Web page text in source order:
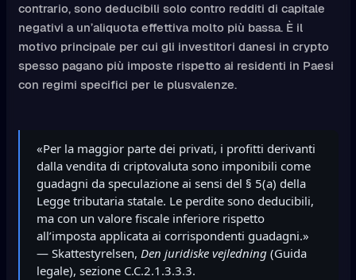
contrario, sono deducibili solo contro redditi di capitale
negativi a un’aliquota effettiva molto più bassa. È il
motivo principale per cui gli investitori danesi in crypto
spesso pagano più imposte rispetto ai residenti in Paesi
con regimi specifici per le plusvalenze.
«Per la maggior parte dei privati, i profitti derivanti
dalla vendita di criptovaluta sono imponibili come
guadagni da speculazione ai sensi del § 5(a) della
Legge tributaria statale. Le perdite sono deducibili,
ma con un valore fiscale inferiore rispetto
all’imposta applicata ai corrispondenti guadagni.»
— Skattestyrelsen, Den juridiske vejledning(Guida
legale), sezione C.C.2.1.3.3.3.